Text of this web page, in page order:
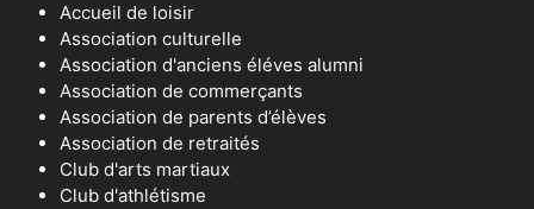
Accueil de loisir
Association culturelle
Association d'anciens éléves alumni
Association de commerçants
Association de parents d’élèves
Association de retraités
Club d'arts martiaux
Club d'athlétisme